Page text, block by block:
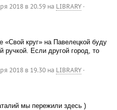
2018 в 20.59на LIBRARY ·
«Свой круг» на Павелецкой буду
ручкой. Если другой город, то
2018 в 19.30на LIBRARY ·
мы пережили здесь )